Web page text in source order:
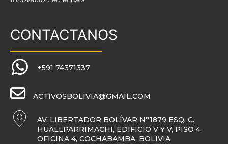
CONTACTANOS
+591 74371337
ACTIVOSBOLIVIA@GMAIL.COM
AV. LIBERTADOR BOLÍVAR N°1879 ESQ. C.
HUALLPARRIMACHI, EDIFICIO V Y V, PISO 4
OFICINA 4, COCHABAMBA, BOLIVIA